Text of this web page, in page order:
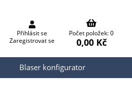
Přihlásit se
Zaregistrovat se
Počet položek: 0
0,00 Kč
Blaser konfigurator